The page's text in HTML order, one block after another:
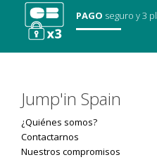
PAGO seguroy 3
Jump'in Spain
¿Quiénes somos?
Contactarnos
Nuestros compromisos